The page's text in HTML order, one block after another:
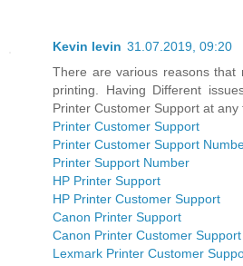
Kevin levin 31.07.2019, 09:20
There are various reasons that
printing. Having Different
Printer Customer Support at any
Printer Customer Support
Printer Customer Support
Printer Support Number
HP Printer Support
HP Printer Customer Support
Canon Printer Support
Canon Printer Customer Support
Lexmark Printer Customer